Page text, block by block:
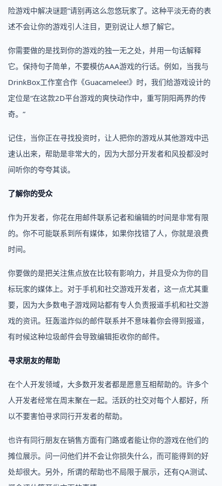
险游戏中解决谜题”请别再这么忽悠玩家了。这种平淡无奇的表
述不会让你的游戏引人注目，更别说让人想了解它。
你需要做的是找到你的游戏的独一无之处，并用一句话解释
它。保持句子简单，不要模仿AAA游戏的行话。例如，当我与
DrinkBox工作室合作《Guacamelee!》时，我们给游戏设计的
定位是“在这款2D平台游戏的爽快动作中，重写阴阳两界的传
奇。”
记住，当你正在寻找投资时，让人把你的游戏从其他游戏中迅
速认出来，帮助是非常大的，因为大部分开发者和风投都没时
间听你的夸夸其谈。
了解你的受众
作为开发者，你花在用邮件联系记者和编辑的时间是非常有限
的。你不可能联系到所有媒体，如果你找错了人，你就是浪费
时间。
你要做的是把关注焦点放在比较有影响力，并且受众为你的目
标玩家的媒体上。对于手机和社交游戏开发者，这一点尤其重
要，因为大多数电子游戏网站都有专人负责报道手机和社交游
戏的资讯。狂轰滥炸似的邮件联系并不意味着你会得到报道，
有时候这种垃圾邮件会导致编辑拒收你的邮件。
寻求朋友的帮助
在个人开发领域，大多数开发者都是愿意互相帮助的。许多个
人开发者经常在周末聚在一起。活跃的社交对每个人都好，所
以不要害怕寻求同行开发者的帮助。
也许有同行朋友在销售方面有门路或者能让你的游戏在他们的
摊位展示。问一问他们并不会让你损失什么，而可能得到的好
处却很大。另外，所谓的帮助也不局限于展示，还有QA测试、